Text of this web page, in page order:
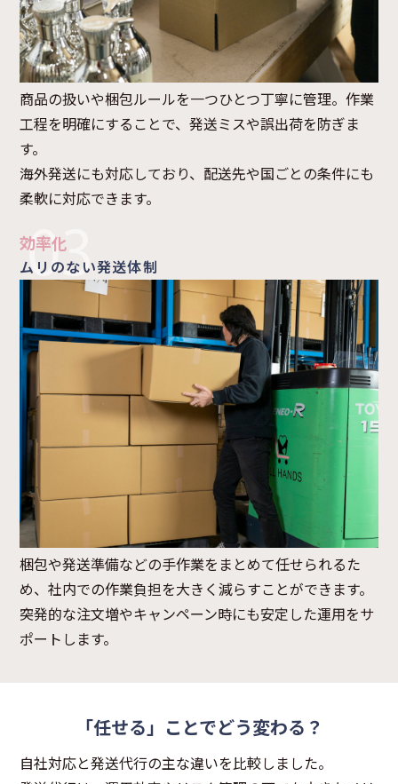
商品の扱いや梱包ルールを一つひとつ丁寧に管理。作業
工程を明確にすることで、発送ミスや誤出荷を防ぎま
す。
海外発送にも対応しており、配送先や国ごとの条件にも
柔軟に対応できます。
効率化
ムリのない発送体制
梱包や発送準備などの手作業をまとめて任せられるた
め、社内での作業負担を大きく減らすことができます。
突発的な注文増やキャンペーン時にも安定した運用をサ
ポートします。
「任せる」ことでどう変わる？
自社対応と発送代行の主な違いを比較しました。